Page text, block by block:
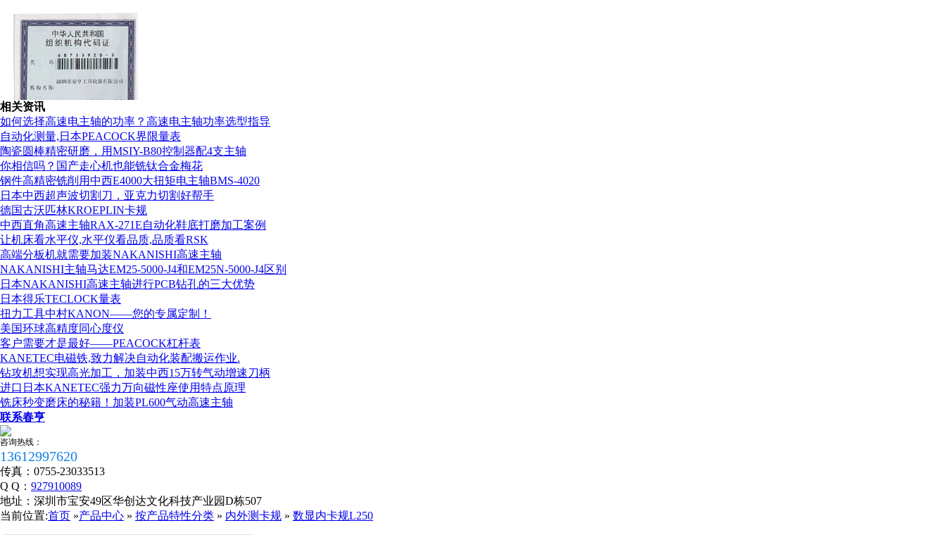
组织机构代码证
相关资讯
如何选择高速电主轴的功率？高速电主轴功率选型指导
自动化测量,日本PEACOCK界限量表
陶瓷圆棒精密研磨，用MSIY-B80控制器配4支主轴
你相信吗？国产走心机也能铣钛合金梅花
钢件高精密铣削用中西E4000大扭矩电主轴BMS-4020
日本中西超声波切割刀，亚克力切割好帮手
德国古沃匹林KROEPLIN卡规
中西直角高速主轴RAX-271E自动化鞋底打磨加工案例
让机床看水平仪,水平仪看品质,品质看RSK
高端分板机就需要加装NAKANISHI高速主轴
NAKANISHI主轴马达EM25-5000-J4和EM25N-5000-J4区别
日本NAKANISHI高速主轴进行PCB钻孔的三大优势
日本得乐TECLOCK量表
扭力工具中村KANON——您的专属定制！
美国环球高精度同心度仪
客户需要才是最好——PEACOCK杠杆表
KANETEC电磁铁,致力解决自动化装配搬运作业.
钻攻机想实现高光加工，加装中西15万转气动增速刀柄
进口日本KANETEC强力万向磁性座使用特点原理
铣床秒变磨床的秘籍！加装PL600气动高速主轴
联系春亨
咨询热线：
13612997620
传真： 0755-23033513
Q Q： 927910089
地址： 深圳市宝安49区华创达文化科技产业园D栋507
当前位置:首页 »产品中心 » 按产品特性分类 » 内外测卡规 » 数显内卡规L250